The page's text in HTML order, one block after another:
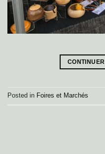
Posted in Foires et Marchés